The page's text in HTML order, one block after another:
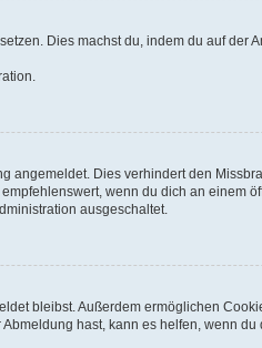
Dies machst du, indem du auf der
angemeldet. Dies verhindert den
wenn du dich an einem
ausgeschaltet.
bleibst. Außerdem ermöglichen
hast, kann es helfen, wenn